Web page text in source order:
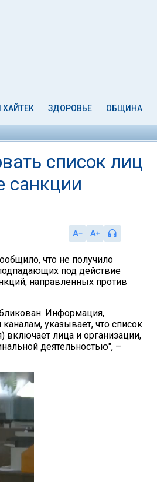
ХАЙТЕК ЗДОРОВЬЕ ОБЩИНА
список лиц
санкции
что не получило
под действие
направленных против
Информация,
указывает, что список
включает лица и организации,
деятельностью", –